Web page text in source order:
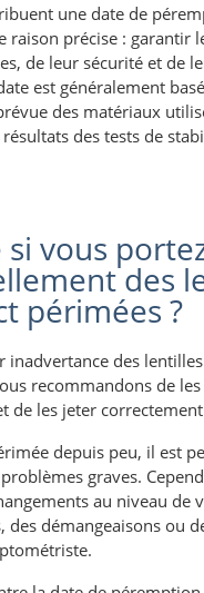
une date de
raison précise : garantir
de leur sécurité et de
est généralement
des matériaux
résultats des tests de
vous
des
périmées ?
inadvertance des
recommandons de
de les jeter
depuis peu, il est
graves.
au niveau de
des démangeaisons ou